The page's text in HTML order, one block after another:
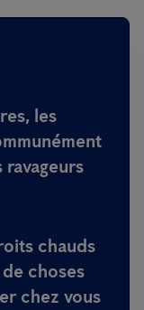
les
chauds
choses
chez vous